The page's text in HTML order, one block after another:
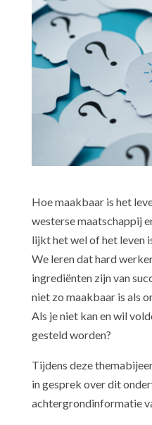
Hoe maakbaar is het
westerse maatschappij
lijkt het wel of het leven
We leren dat hard
ingrediënten zijn van
niet zo maakbaar is als
Als je niet kan en wil
gesteld worden?
Tijdens deze
in gesprek over dit
achtergrondinformatie